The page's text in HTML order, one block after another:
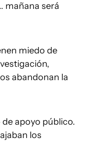
mañana será
miedo de
abandonan la
apoyo público.
los